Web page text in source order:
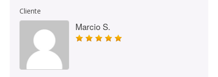
Cliente
Marcio S.